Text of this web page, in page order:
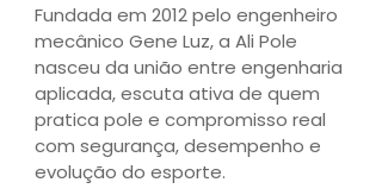
Fundada em 2012 pelo engenheiro
mecânico Gene Luz, a Ali Pole
nasceu da união entre engenharia
aplicada, escuta ativa de quem
pratica pole e compromisso real
com segurança, desempenho e
evolução do esporte.